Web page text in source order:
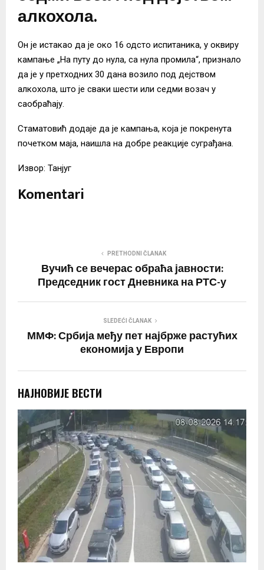
алкохола.
Он је истакао да је око 16 одсто испитаника, у оквиру
кампање „На путу до нула, са нула промила“, признало
да је у претходних 30 дана возило под дејством
алкохола, што је сваки шести или седми возач у
саобраћају.
Стаматовић додаје да је кампања, која је покренута
почетком маја, наишла на добре реакције суграђана.
Извор: Танјуг
Komentari
PRETHODNI ČLANAK
Вучић се вечерас обраћа јавности:
Председник гост Дневника на РТС-у
SLEDEĆI ČLANAK
ММФ: Србија међу пет најбрже растућих
економија у Европи
НАЈНОВИЈЕ ВЕСТИ